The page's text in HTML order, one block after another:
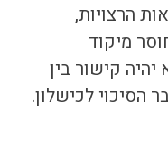
הרצויות,
מיקוד
קישור בין
הסיכוי לכישלון.